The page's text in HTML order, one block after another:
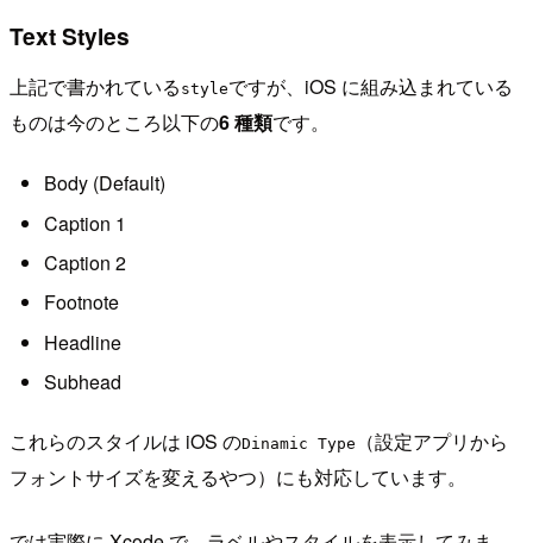
Text Styles
上記で書かれている styleですが、iOS に組み込まれている
ものは今のところ以下の6 種類です。
Body (Default)
Caption 1
Caption 2
Footnote
Headline
Subhead
これらのスタイルは iOS のDinamic Type
（設定アプリから
フォントサイズを変えるやつ）にも対応しています。